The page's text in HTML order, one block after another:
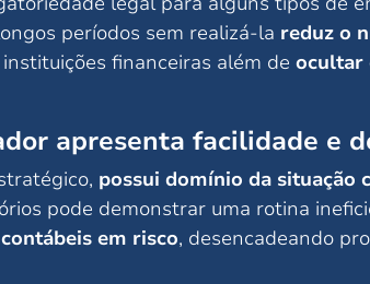
períodos sem realizá-la reduz o
financeiras além de ocultar
apresenta facilidade e
possui domínio da situação
pode demonstrar uma rotina
em risco, desencadeando